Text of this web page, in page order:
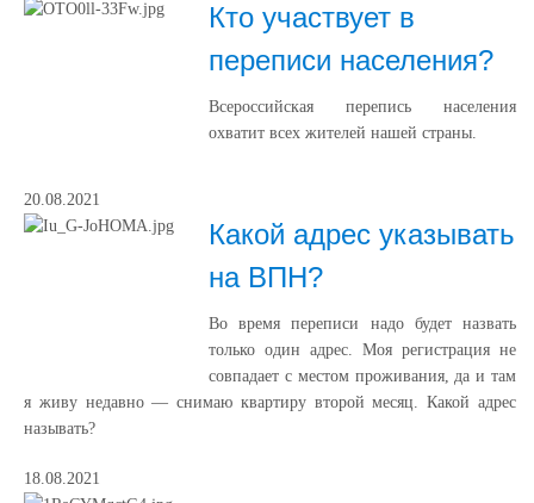
Кто участвует в
переписи населения?
Всероссийская перепись населения
охватит всех жителей нашей страны.
20.08.2021
Какой адрес указывать
на ВПН?
Во время переписи надо будет назвать
только один адрес. Моя регистрация не
совпадает с местом проживания, да и там
я живу недавно — снимаю квартиру второй месяц. Какой адрес
называть?
18.08.2021